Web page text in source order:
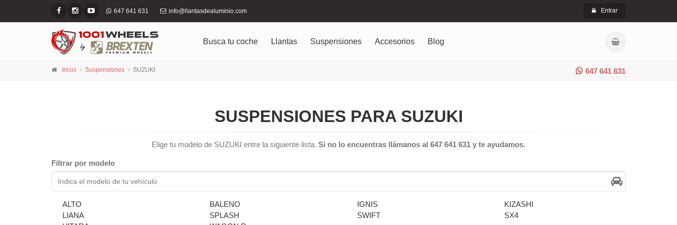
647 641 631 info@llantasdealuminio.com Entrar
Busca tu coche Llantas Suspensiones Accesorios Blog
647 641 631
Inicio Suspensiones SUZUKI
SUSPENSIONES PARA SUZUKI
Elige tu modelo de SUZUKI entre la siguiente lista. Si no lo encuentras llámanos al 647 641 631 y te ayudamos.
Filtrar por modelo
ALTO BALENO IGNIS
KIZASHI
LIANA
SPLASH SWIFT
SX4